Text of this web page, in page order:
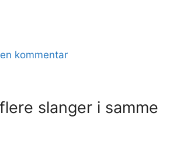
kommentar
slanger i samme